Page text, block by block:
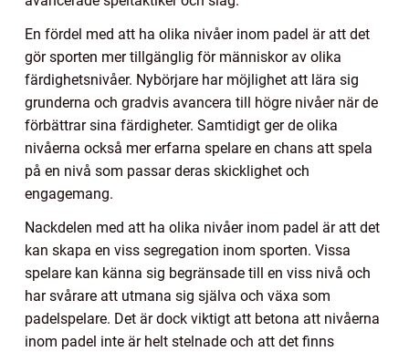
En fördel med att ha olika nivåer inom padel är att det
gör sporten mer tillgänglig för människor av olika
färdighetsnivåer. Nybörjare har möjlighet att lära sig
grunderna och gradvis avancera till högre nivåer när de
förbättrar sina färdigheter. Samtidigt ger de olika
nivåerna också mer erfarna spelare en chans att spela
på en nivå som passar deras skicklighet och
engagemang.
Nackdelen med att ha olika nivåer inom padel är att det
kan skapa en viss segregation inom sporten. Vissa
spelare kan känna sig begränsade till en viss nivå och
har svårare att utmana sig själva och växa som
padelspelare. Det är dock viktigt att betona att nivåerna
inom padel inte är helt stelnade och att det finns